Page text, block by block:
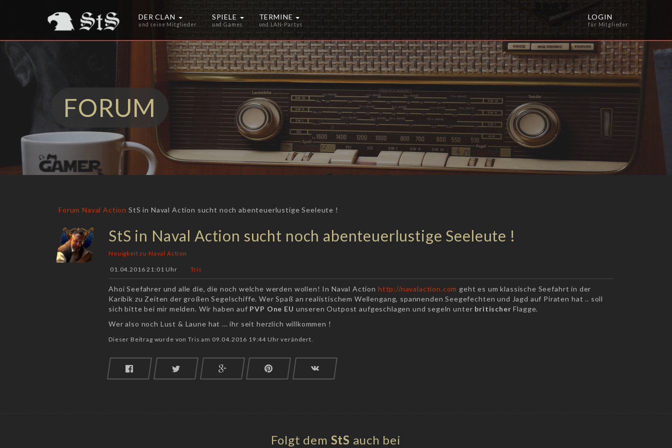
DER CLAN
und seine Mitglieder
SPIELE
und Games
TERMINE
und LAN-Partys
LOGIN
für Mitglieder
FORUM
Forum Naval Action StS in Naval Action sucht noch abenteuerlustige Seeleute !
StS in Naval Action sucht noch abenteuerlustige Seeleute !
Neuigkeit zu Naval Action
01.04.2016 21:01 Uhr Tris
Ahoi Seefahrer und alle die, die noch welche werden wollen! In Naval Action http://navalaction.com geht es um klassische Seefahrt in der
Karibik zu Zeiten der großen Segelschiffe. Wer Spaß an realistischem Wellengang, spannenden Seegefechten und Jagd auf Piraten hat .. soll
sich bitte bei mir melden. Wir haben auf PVP One EU unseren Outpost aufgeschlagen und segeln unter britischer Flagge.
Wer also noch Lust & Laune hat ... ihr seit herzlich willkommen !
Dieser Beitrag wurde von Tris am 09.04.2016 19:44 Uhr verändert.
Folgt dem StS auch bei